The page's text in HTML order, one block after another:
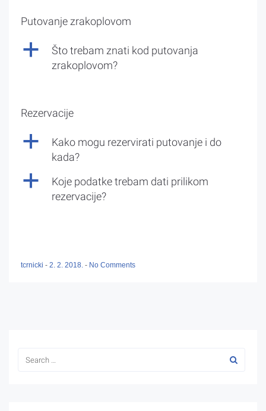
Putovanje zrakoplovom
a
Što trebam znati kod putovanja
zrakoplovom?
Rezervacije
a
Kako mogu rezervirati putovanje i do
kada?
a
Koje podatke trebam dati prilikom
rezervacije?
tcrnicki - 2. 2. 2018. - No Comments